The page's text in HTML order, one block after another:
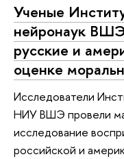
Ученые
нейронаук
русские и
оценке
Исследователи
НИУ ВШЭ провели
исследование
российской и